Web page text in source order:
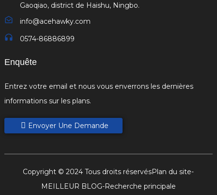
Gaoqiao, district de Haishu, Ningbo.
info@acehawky.com
0574-86886899
Enquête
Entrez votre email et nous vous enverrons les dernières
informations sur les plans.
Envoyer Une Demande
Copyright © 2024 Tous droits réservésPlan du site-
MEILLEUR BLOG-Recherche principale